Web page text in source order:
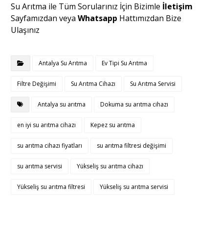
Su Arıtma ile Tüm Sorularınız İçin Bizimle İletişim
Sayfamızdan veyaWhatsapp Hattımızdan Bize
Ulaşınız
Antalya Su Arıtma Ev Tipi Su Arıtma
Filtre Değişimi Su Arıtma Cihazı Su Arıtma Servisi
Antalya su arıtma Dokuma su arıtma cihazı
en iyi su arıtma cihazı Kepez su arıtma
su arıtma cihazı fiyatları su arıtma filtresi değişimi
su arıtma servisi Yükseliş su arıtma cihazı
Yükseliş su arıtma filtresi Yükseliş su arıtma servisi